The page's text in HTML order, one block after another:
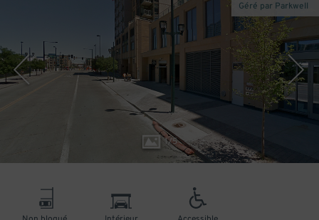
1/5
Géré par Parkwell